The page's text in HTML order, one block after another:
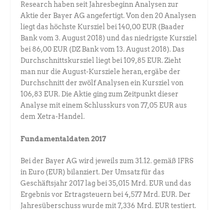
Research haben seit Jahresbeginn Analysen zur
Aktie der Bayer AG angefertigt. Von den 20 Analysen
liegt das höchste Kursziel bei 140,00 EUR (Baader
Bank vom 3. August 2018) und das niedrigste Kursziel
bei 86,00 EUR (DZ Bank vom 13. August 2018). Das
Durchschnittskursziel liegt bei 109,85 EUR. Zieht
man nur die August-Kursziele heran, ergäbe der
Durchschnitt der zwölf Analysen ein Kursziel von
106,83 EUR. Die Aktie ging zum Zeitpunkt dieser
Analyse mit einem Schlusskurs von 77,05 EUR aus
dem Xetra-Handel.
Fundamentaldaten 2017
Bei der Bayer AG wird jeweils zum 31.12. gemäß IFRS
in Euro (EUR) bilanziert. Der Umsatz für das
Geschäftsjahr 2017 lag bei 35,015 Mrd. EUR und das
Ergebnis vor Ertragsteuern bei 4,577 Mrd. EUR. Der
Jahresüberschuss wurde mit 7,336 Mrd. EUR testiert.